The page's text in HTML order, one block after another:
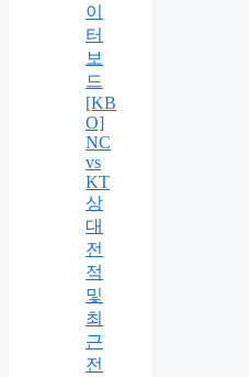
이
터
보
드
[KB
O]
NC
vs
KT
상
대
전
적
및
최
근
전